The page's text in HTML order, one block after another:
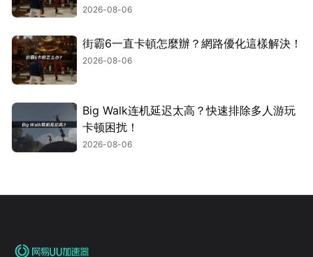
2026-08-06
街霸6一直卡頓怎麼辦？網路優化這樣解決！
2026-08-06
Big Walk连机延迟太高？快速排除多人游玩
卡顿困扰！
2026-08-06